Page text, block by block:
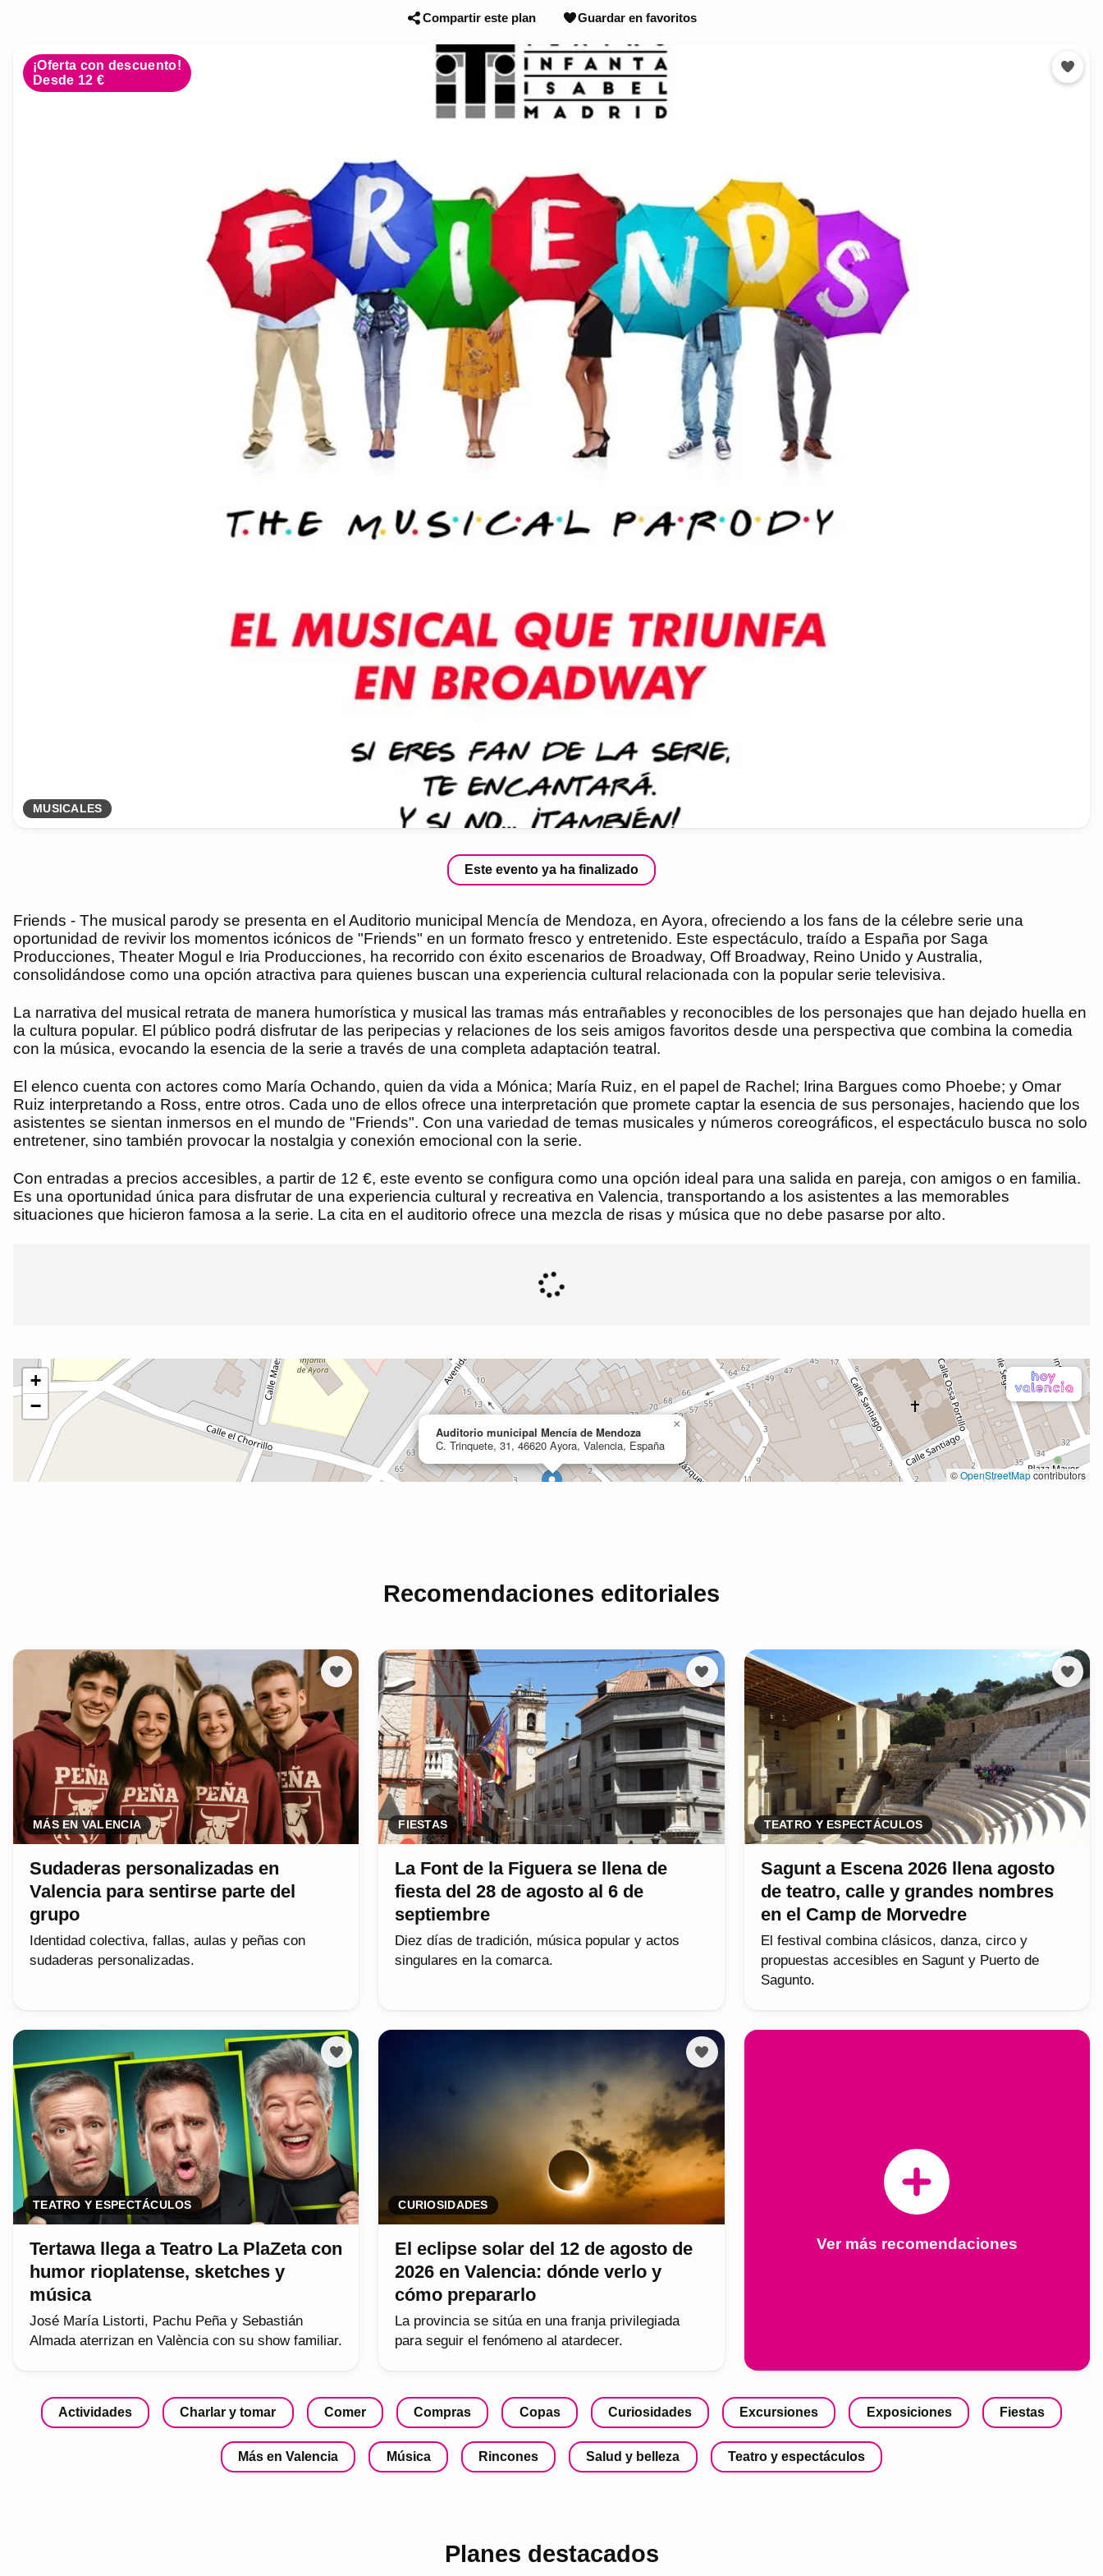
Compartir este plan Guardar en favoritos
¡Oferta con descuento!
Desde 12 €
MUSICALES
Este evento ya ha finalizado
Friends - The musical parody se presenta en el Auditorio municipal Mencía de Mendoza, en Ayora, ofreciendo a los fans de la célebre serie una
oportunidad de revivir los momentos icónicos de "Friends" en un formato fresco y entretenido. Este espectáculo, traído a España por Saga
Producciones, Theater Mogul e Iria Producciones, ha recorrido con éxito escenarios de Broadway, Off Broadway, Reino Unido y Australia,
consolidándose como una opción atractiva para quienes buscan una experiencia cultural relacionada con la popular serie televisiva.
La narrativa del musical retrata de manera humorística y musical las tramas más entrañables y reconocibles de los personajes que han dejado huella en
la cultura popular. El público podrá disfrutar de las peripecias y relaciones de los seis amigos favoritos desde una perspectiva que combina la comedia
con la música, evocando la esencia de la serie a través de una completa adaptación teatral.
El elenco cuenta con actores como María Ochando, quien da vida a Mónica; María Ruiz, en el papel de Rachel; Irina Bargues como Phoebe; y Omar
Ruiz interpretando a Ross, entre otros. Cada uno de ellos ofrece una interpretación que promete captar la esencia de sus personajes, haciendo que los
asistentes se sientan inmersos en el mundo de "Friends". Con una variedad de temas musicales y números coreográficos, el espectáculo busca no solo
entretener, sino también provocar la nostalgia y conexión emocional con la serie.
Con entradas a precios accesibles, a partir de 12 €, este evento se configura como una opción ideal para una salida en pareja, con amigos o en familia.
Es una oportunidad única para disfrutar de una experiencia cultural y recreativa en Valencia, transportando a los asistentes a las memorables
situaciones que hicieron famosa a la serie. La cita en el auditorio ofrece una mezcla de risas y música que no debe pasarse por alto.
Recomendaciones editoriales
MÁS EN VALENCIA
Sudaderas personalizadas en
Valencia para sentirse parte del
grupo
Identidad colectiva, fallas, aulas y peñas con
sudaderas personalizadas.
FIESTAS
La Font de la Figuera se llena de
fiesta del 28 de agosto al 6 de
septiembre
Diez días de tradición, música popular y actos
singulares en la comarca.
TEATRO Y ESPECTÁCULOS
Sagunt a Escena 2026 llena agosto
de teatro, calle y grandes nombres
en el Camp de Morvedre
El festival combina clásicos, danza, circo y
propuestas accesibles en Sagunt y Puerto de
Sagunto.
TEATRO Y ESPECTÁCULOS
Tertawa llega a Teatro La PlaZeta con
humor rioplatense, sketches y
música
José María Listorti, Pachu Peña y Sebastián
Almada aterrizan en València con su show familiar.
CURIOSIDADES
El eclipse solar del 12 de agosto de
2026 en Valencia: dónde verlo y
cómo prepararlo
La provincia se sitúa en una franja privilegiada
para seguir el fenómeno al atardecer.
Ver más recomendaciones
Actividades Charlar y tomar Comer Compras Copas Curiosidades Excursiones Exposiciones Fiestas
Más en Valencia Música Rincones Salud y belleza Teatro y espectáculos
Planes destacados